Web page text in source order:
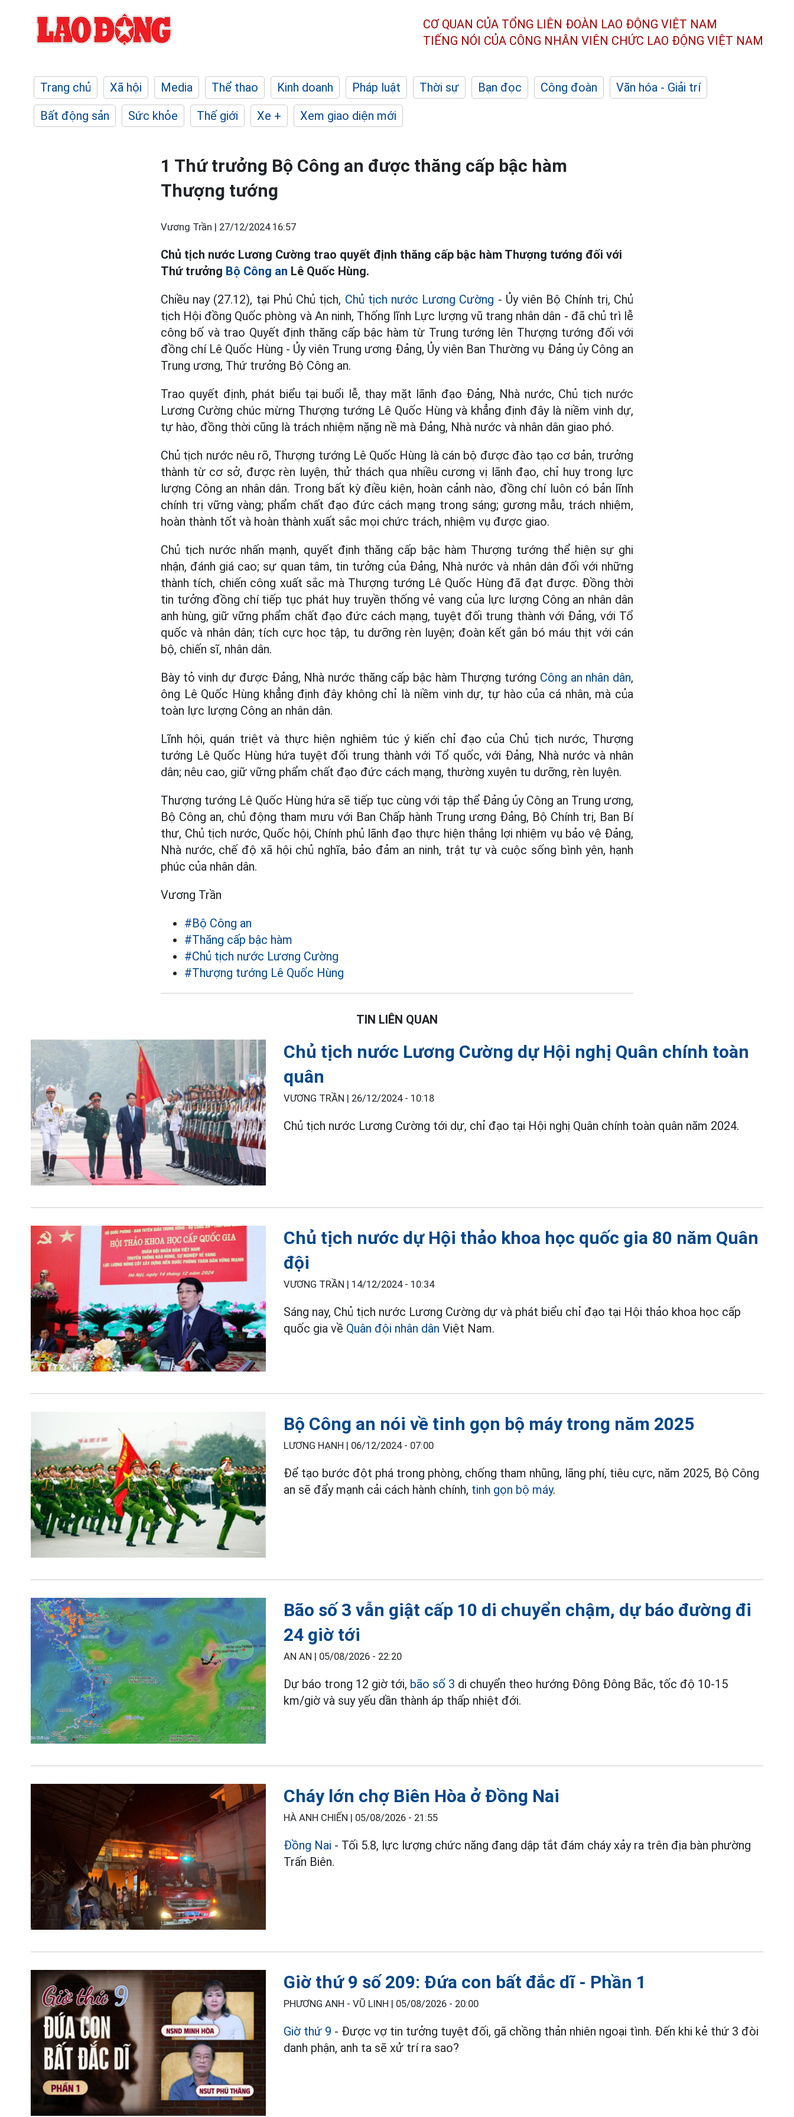
CƠ QUAN CỦA TỔNG LIÊN ĐOÀN LAO ĐỘNG VIỆT NAM
TIẾNG NÓI CỦA CÔNG NHÂN VIÊN CHỨC LAO ĐỘNG VIỆT NAM
Trang chủ Xã hội Media Thể thao Kinh doanh Pháp luật Thời sự Bạn đọc Công đoàn
Văn hóa - Giải trí
Bất động sản
Sức khỏe Thế giới Xe + Xem giao diện mới
1 Thứ trưởng Bộ Công an được thăng cấp bậc hàm
Thượng tướng
Vương Trần | 27/12/2024 16:57
Chủ tịch nước Lương Cường trao quyết định thăng cấp bậc hàm Thượng tướng đối với
Thứ trưởng Bộ Công an Lê Quốc Hùng.
Chiều nay (27.12), tại Phủ Chủ tịch, Chủ tịch nước Lương Cường - Ủy viên Bộ Chính trị, Chủ
tịch Hội đồng Quốc phòng và An ninh, Thống lĩnh Lực lượng vũ trang nhân dân - đã chủ trì lễ
công bố và trao Quyết định thăng cấp bậc hàm từ Trung tướng lên Thượng tướng đối với
đồng chí Lê Quốc Hùng - Ủy viên Trung ương Đảng, Ủy viên Ban Thường vụ Đảng ủy Công an
Trung ương, Thứ trưởng Bộ Công an.
Trao quyết định, phát biểu tại buổi lễ, thay mặt lãnh đạo Đảng, Nhà nước, Chủ tịch nước
Lương Cường chúc mừng Thượng tướng Lê Quốc Hùng và khẳng định đây là niềm vinh dự,
tự hào, đồng thời cũng là trách nhiệm nặng nề mà Đảng, Nhà nước và nhân dân giao phó.
Chủ tịch nước nêu rõ, Thượng tướng Lê Quốc Hùng là cán bộ được đào tạo cơ bản, trưởng
thành từ cơ sở, được rèn luyện, thử thách qua nhiều cương vị lãnh đạo, chỉ huy trong lực
lượng Công an nhân dân. Trong bất kỳ điều kiện, hoàn cảnh nào, đồng chí luôn có bản lĩnh
chính trị vững vàng; phẩm chất đạo đức cách mạng trong sáng; gương mẫu, trách nhiệm,
hoàn thành tốt và hoàn thành xuất sắc mọi chức trách, nhiệm vụ được giao.
Chủ tịch nước nhấn mạnh, quyết định thăng cấp bậc hàm Thượng tướng thể hiện sự ghi
nhận, đánh giá cao; sự quan tâm, tin tưởng của Đảng, Nhà nước và nhân dân đối với những
thành tích, chiến công xuất sắc mà Thượng tướng Lê Quốc Hùng đã đạt được. Đồng thời
tin tưởng đồng chí tiếp tục phát huy truyền thống vẻ vang của lực lượng Công an nhân dân
anh hùng, giữ vững phẩm chất đạo đức cách mạng, tuyệt đối trung thành với Đảng, với Tổ
quốc và nhân dân; tích cực học tập, tu dưỡng rèn luyện; đoàn kết gắn bó máu thịt với cán
bộ, chiến sĩ, nhân dân.
Bày tỏ vinh dự được Đảng, Nhà nước thăng cấp bậc hàm Thượng tướng Công an nhân dân,
ông Lê Quốc Hùng khẳng định đây không chỉ là niềm vinh dự, tự hào của cá nhân, mà của
toàn lực lượng Công an nhân dân.
Lĩnh hội, quán triệt và thực hiện nghiêm túc ý kiến chỉ đạo của Chủ tịch nước, Thượng
tướng Lê Quốc Hùng hứa tuyệt đối trung thành với Tổ quốc, với Đảng, Nhà nước và nhân
dân; nêu cao, giữ vững phẩm chất đạo đức cách mạng, thường xuyên tu dưỡng, rèn luyện.
Thượng tướng Lê Quốc Hùng hứa sẽ tiếp tục cùng với tập thể Đảng ủy Công an Trung ương,
Bộ Công an, chủ động tham mưu với Ban Chấp hành Trung ương Đảng, Bộ Chính trị, Ban Bí
thư, Chủ tịch nước, Quốc hội, Chính phủ lãnh đạo thực hiện thắng lợi nhiệm vụ bảo vệ Đảng,
Nhà nước, chế độ xã hội chủ nghĩa, bảo đảm an ninh, trật tự và cuộc sống bình yên, hạnh
phúc của nhân dân.
Vương Trần
#Bộ Công an
#Thăng cấp bậc hàm
#Chủ tịch nước Lương Cường
#Thượng tướng Lê Quốc Hùng
TIN LIÊN QUAN
Chủ tịch nước Lương Cường dự Hội nghị Quân chính toàn
quân
VƯƠNG TRẦN | 26/12/2024 - 10:18
Chủ tịch nước Lương Cường tới dự, chỉ đạo tại Hội nghị Quân chính toàn quân năm 2024.
Chủ tịch nước dự Hội thảo khoa học quốc gia 80 năm Quân
đội
VƯƠNG TRẦN | 14/12/2024 - 10:34
Sáng nay, Chủ tịch nước Lương Cường dự và phát biểu chỉ đạo tại Hội thảo khoa học cấp
quốc gia về Quân đội nhân dân Việt Nam.
Bộ Công an nói về tinh gọn bộ máy trong năm 2025
LƯƠNG HẠNH | 06/12/2024 - 07:00
Để tạo bước đột phá trong phòng, chống tham nhũng, lãng phí, tiêu cực, năm 2025, Bộ Công
an sẽ đẩy mạnh cải cách hành chính, tinh gọn bộ máy.
Bão số 3 vẫn giật cấp 10 di chuyển chậm, dự báo đường đi
24 giờ tới
AN AN | 05/08/2026 - 22:20
Dự báo trong 12 giờ tới, bão số 3 di chuyển theo hướng Đông Đông Bắc, tốc độ 10-15
km/giờ và suy yếu dần thành áp thấp nhiệt đới.
Cháy lớn chợ Biên Hòa ở Đồng Nai
HÀ ANH CHIẾN | 05/08/2026 - 21:55
Đồng Nai - Tối 5.8, lực lượng chức năng đang dập tắt đám cháy xảy ra trên địa bàn phường
Trấn Biên.
Giờ thứ 9 số 209: Đứa con bất đắc dĩ - Phần 1
PHƯƠNG ANH - VŨ LINH | 05/08/2026 - 20:00
Giờ thứ 9 - Được vợ tin tưởng tuyệt đối, gã chồng thản nhiên ngoại tình. Đến khi kẻ thứ 3 đòi
danh phận, anh ta sẽ xử trí ra sao?